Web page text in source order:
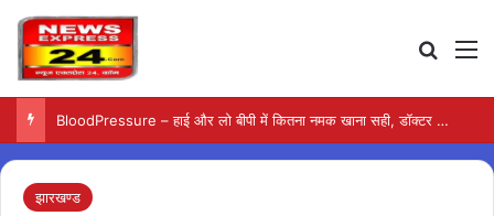
BloodPressure – हाई और लो बीपी में कितना नमक खाना सही, डॉक्टर ने बताया सुरक्षित मात्रा…
झारखण्ड